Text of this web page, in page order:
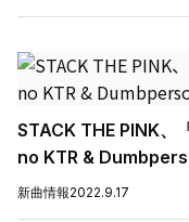
STACK THE PINK、
no KTR &
新曲情報2022.9.17